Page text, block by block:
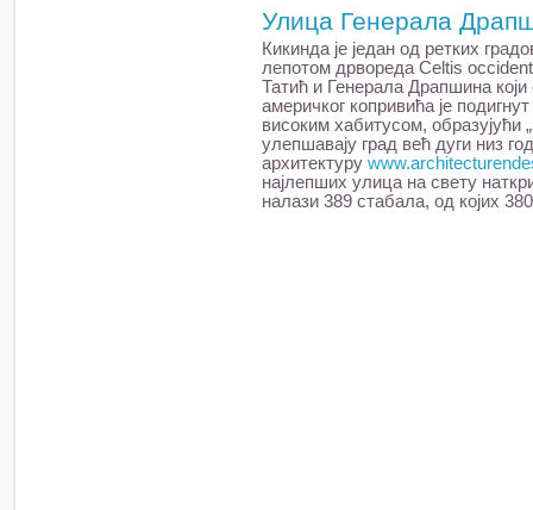
Улица Генерала
Кикинда је један од ретких
лепотом дрвореда Celtis
Татић и Генерала Драпшина
америчког копривића је
високим хабитусом, образујући
улепшавају град већ дуги низ
архитектуру
најлепших улица на свету
налази 389 стабала, од којих